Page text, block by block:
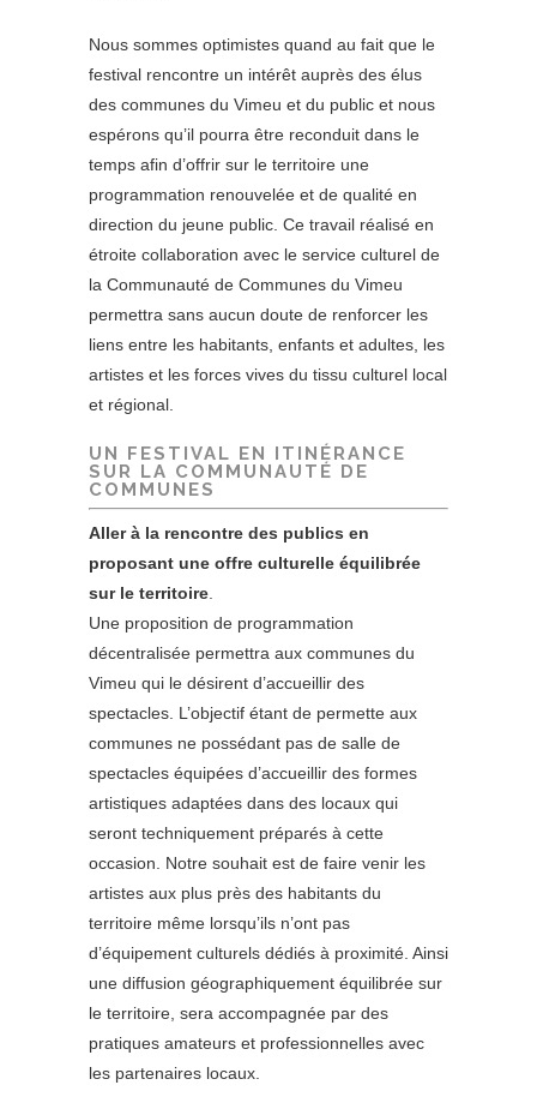
Nous sommes optimistes quand au fait que le
festival rencontre un intérêt auprès des élus
des communes du Vimeu et du public et nous
espérons qu’il pourra être reconduit dans le
temps afin d’offrir sur le territoire une
programmation renouvelée et de qualité en
direction du jeune public. Ce travail réalisé en
étroite collaboration avec le service culturel de
la Communauté de Communes du Vimeu
permettra sans aucun doute de renforcer les
liens entre les habitants, enfants et adultes, les
artistes et les forces vives du tissu culturel local
et régional.
UN FESTIVAL EN ITINÉRANCE
SUR LA COMMUNAUTÉ DE
COMMUNES
Aller à la rencontre des publics en
proposant une offre culturelle équilibrée
sur le territoire
Une proposition de programmation
décentralisée permettra aux communes du
Vimeu qui le désirent d’accueillir des
spectacles. L’objectif étant de permette aux
communes ne possédant pas de salle de
spectacles équipées d’accueillir des formes
artistiques adaptées dans des locaux qui
seront techniquement préparés à cette
occasion. Notre souhait est de faire venir les
artistes aux plus près des habitants du
territoire même lorsqu’ils n’ont pas
d’équipement culturels dédiés à proximité. Ainsi
une diffusion géographiquement équilibrée sur
le territoire, sera accompagnée par des
pratiques amateurs et professionnelles avec
les partenaires locaux.